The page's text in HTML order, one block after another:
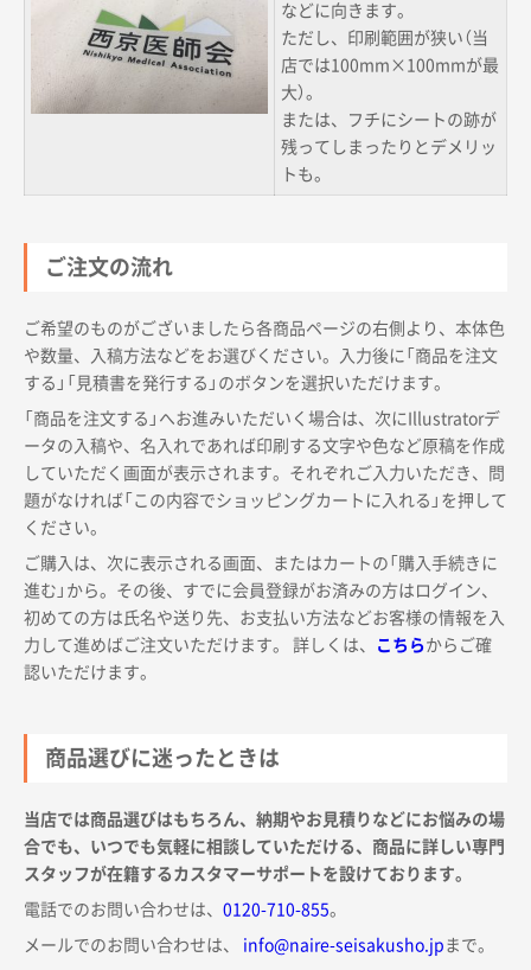
などに向きます。
ただし、印刷範囲が狭い（当
店では100mm×100mmが最
大）。
または、フチにシートの跡が
残ってしまったりとデメリッ
トも。
ご注文の流れ
ご希望のものがございましたら各商品ページの右側より、本体色
や数量、入稿方法などをお選びください。入力後に「商品を注文
する」「見積書を発行する」のボタンを選択いただけます。
「商品を注文する」へお進みいただいく場合は、次にIllustratorデ
ータの入稿や、名入れであれば印刷する文字や色など原稿を作成
していただく画面が表示されます。それぞれご入力いただき、問
題がなければ「この内容でショッピングカートに入れる」を押して
ください。
ご購入は、次に表示される画面、またはカートの「購入手続きに
進む」から。その後、すでに会員登録がお済みの方はログイン、
初めての方は氏名や送り先、お支払い方法などお客様の情報を入
力して進めばご注文いただけます。 詳しくは、
こちらからご確
認いただけます。
商品選びに迷ったときは
当店では商品選びはもちろん、納期やお見積りなどにお悩みの場
合でも、いつでも気軽に相談していただける、商品に詳しい専門
スタッフが在籍するカスタマーサポートを設けております。
電話でのお問い合わせは、 0120-710-855。
メールでのお問い合わせは、 info@naire-seisakusho.jp まで。